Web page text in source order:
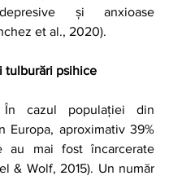
și anxioase
et al., 2020).
tulburări psihice
Europa, aproximativ 39%
au mai fost încarcerate
& Wolf, 2015). Un număr